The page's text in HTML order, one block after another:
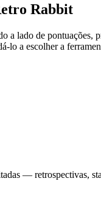
Rabbit
a lado de pontuações,
lo a escolher a
— retrospectivas,